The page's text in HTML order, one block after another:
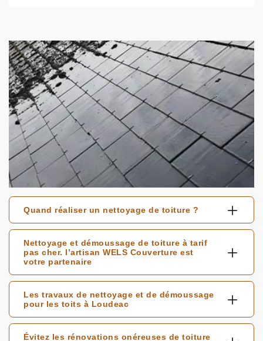
Quand réaliser un nettoyage de toiture ?
Nettoyage et démoussage de toiture à tarif
pas cher. l’artisan WELS Couverture est
votre partenaire
Les travaux de nettoyage et de démoussage
pour les toits à Loudeac
Évitez les rénovations onéreuses de toiture